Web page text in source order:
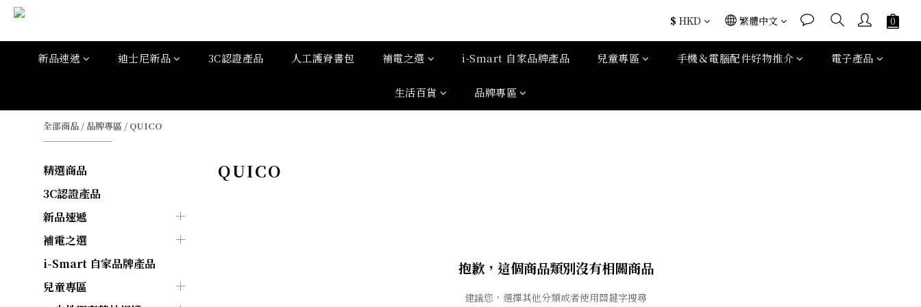
$ HKD 繁體中文
新品速遞 迪士尼新品 3C認證產品 人工護脊書包 補電之選 i-Smart 自家品牌產品 兒童專區 手機＆電腦配件好物推介 電子產品
生活百貨 品牌專區
全部商品 / 品牌專區 / QUICO
精選商品
3C認證產品
新品速遞
補電之選
i-Smart 自家品牌產品
兒童專區
QUICO
抱歉，這個商品類別沒有相關商品
建議您，選擇其他分類或者使用關鍵字搜尋